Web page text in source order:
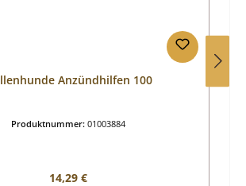
Anzündhilfen 100
Produktnummer: 01003884
Regulärer Preis:
14,29 €